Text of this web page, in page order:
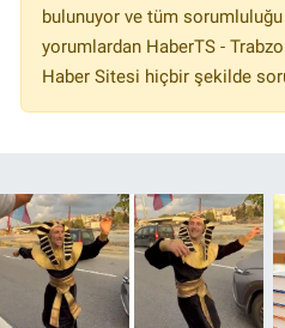
bulunuyor ve tüm
yorumlardan HaberTS -
Haber Sitesi hiçbir şekilde